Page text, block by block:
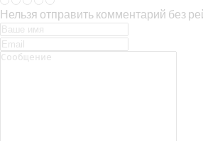
Нельзя отправить комментарий без